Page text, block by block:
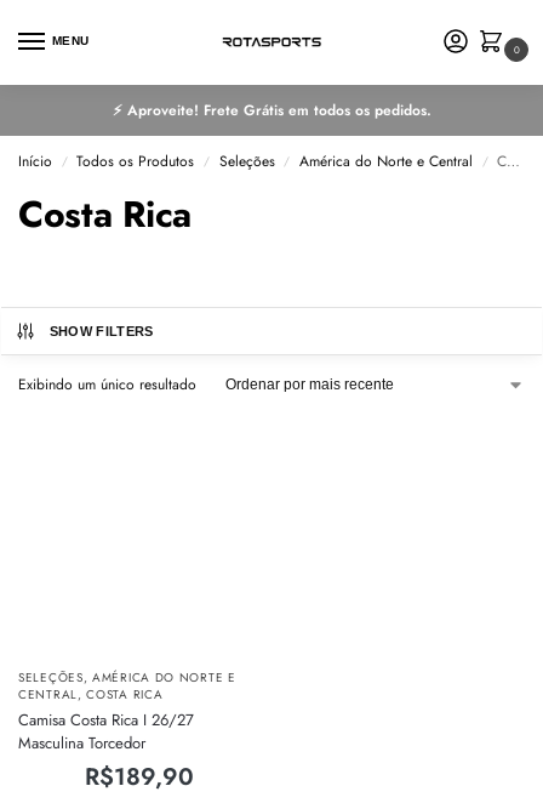
MENU
0
⚡ Aproveite! Frete Grátis em todos os pedidos.
Início / Todos os Produtos / Seleções / América do Norte e Central / Costa Rica
Costa Rica
SHOW FILTERS
Exibindo um único resultado
SELEÇÕES,AMÉRICA DO NORTE E
CENTRAL,COSTA RICA
Camisa Costa Rica I 26/27
Masculina Torcedor
R$189,90